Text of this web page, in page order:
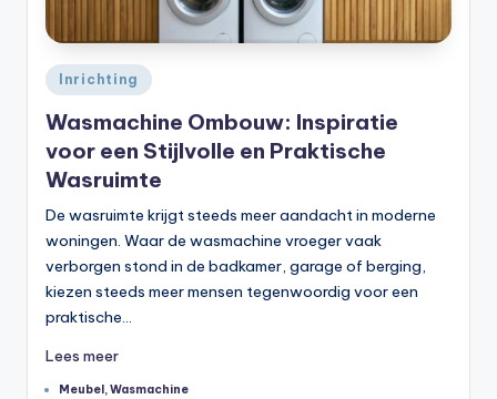
Geplaatst
in
Inrichting
Wasmachine Ombouw: Inspiratie
voor een Stijlvolle en Praktische
Wasruimte
De wasruimte krijgt steeds meer aandacht in moderne
woningen. Waar de wasmachine vroeger vaak
verborgen stond in de badkamer, garage of berging,
kiezen steeds meer mensen tegenwoordig voor een
praktische…
Lees meer
Tags:Meubel ,Wasmachine